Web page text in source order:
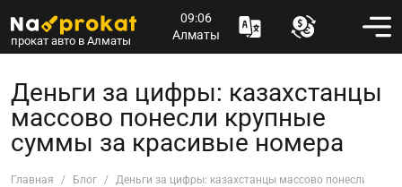
прокат авто в Алматы
09:06
Алматы
Деньги за цифры: казахстанцы
массово понесли крупные
суммы за красивые номера
Главная Блог Деньги за цифры: казахстанцы массово понесли